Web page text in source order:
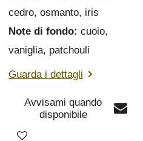
cedro, osmanto, iris
Note di fondo: cuoio,
vaniglia, patchouli
Guarda i dettagli
Avvisami quando
disponibile